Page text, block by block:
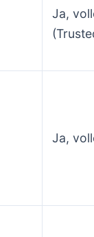
Ja,
Ja,